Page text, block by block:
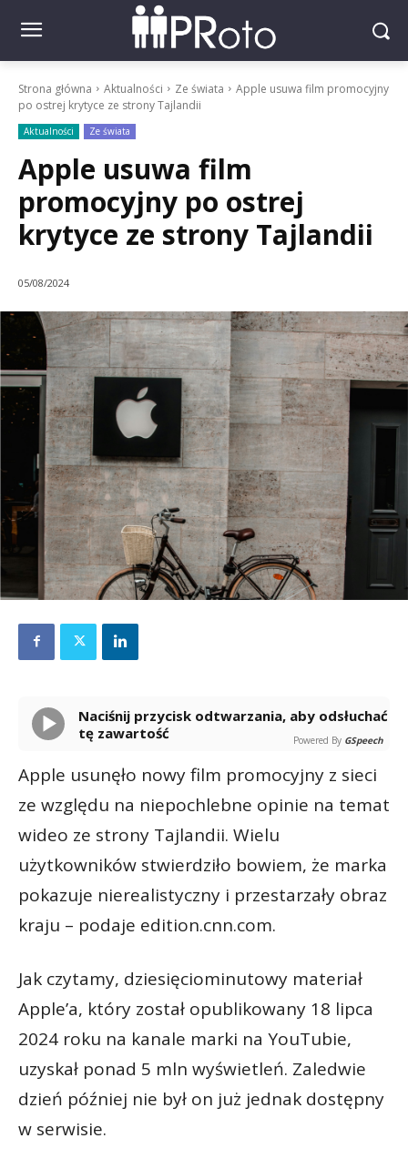
Strona główna Aktualności Ze świata
Apple usuwa film promocyjny
po ostrej krytyce ze strony Tajlandii
Aktualności Ze świata
Apple usuwa film
promocyjny po ostrej
krytyce ze strony Tajlandii
05/08/2024
Naciśnij przycisk odtwarzania, aby odsłuchać
tę zawartość
Powered By GSpeech
Apple usunęło nowy film promocyjny z sieci
ze względu na niepochlebne opinie na temat
wideo ze strony Tajlandii. Wielu
użytkowników stwierdziło bowiem, że marka
pokazuje nierealistyczny i przestarzały obraz
kraju – podaje edition.cnn.com.
Jak czytamy, dziesięciominutowy materiał
Apple’a, który został opublikowany 18 lipca
2024 roku na kanale marki na YouTubie,
uzyskał ponad 5 mln wyświetleń. Zaledwie
dzień później nie był on już jednak dostępny
w serwisie.